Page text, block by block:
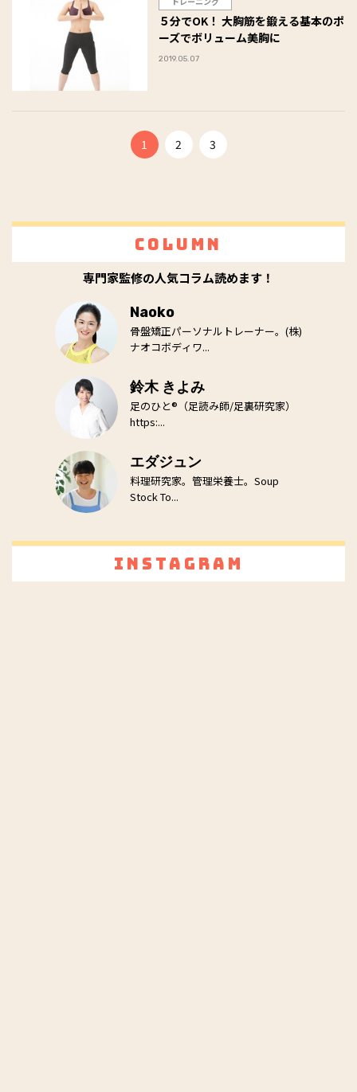
５分でOK！ 大胸筋を鍛える基本のポ
ーズでボリューム美胸に
2019.05.07
1 2 3
Column
専門家監修の人気コラム読めます！
Naoko
骨盤矯正パーソナルトレーナー。(株)
ナオコボディワ...
鈴木 きよみ
足のひと®（足読み師/足裏研究家）
https:...
エダジュン
料理研究家。管理栄養士。Soup
Stock To...
Instagram